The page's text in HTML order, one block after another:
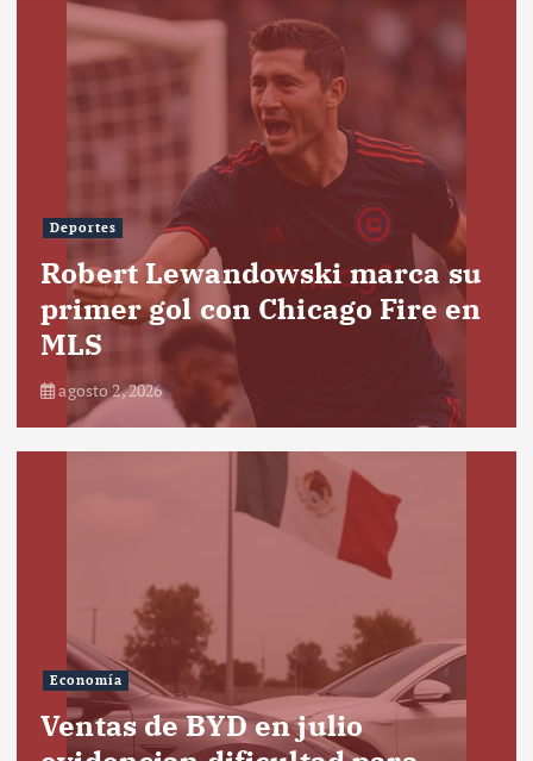
Deportes
Robert Lewandowski marca su
primer gol con Chicago Fire en
MLS
agosto 2, 2026
Economía
Ventas de BYD en julio